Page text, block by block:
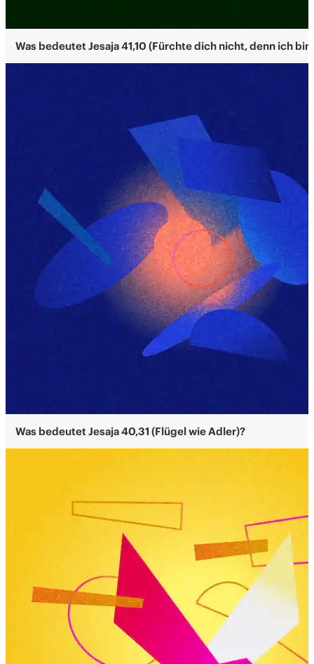
Was bedeutet Jesaja 41,10 (Fürchte dich nicht, denn ich
Was bedeutet Jesaja 40,31 (Flügel wie Adler)?